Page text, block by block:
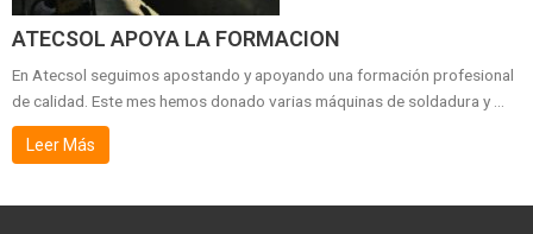
ATECSOL APOYA LA FORMACION
En Atecsol seguimos apostando y apoyando una formación profesional
de calidad. Este mes hemos donado varias máquinas de soldadura y ...
Leer Más